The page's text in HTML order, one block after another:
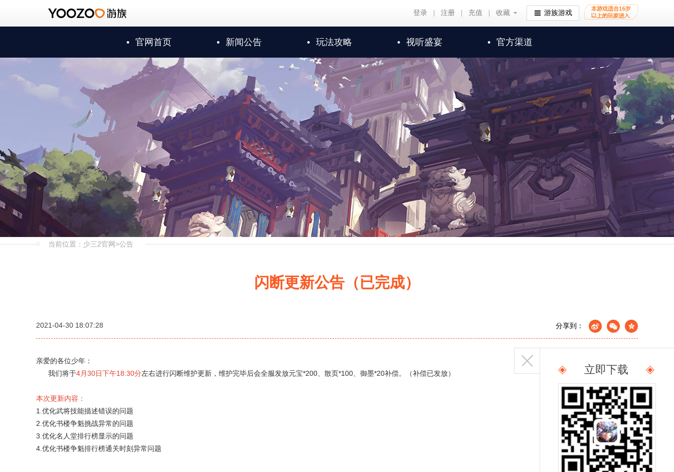
登录 注册 充值 收藏
收藏 游族游戏
• 官网首页 • 新闻公告 • 玩法攻略 • 视听盛宴 • 官方渠道
当前位置： 少三2官网>公告
闪断更新公告（已完成）
2021-04-30 18:07:28 分享到：
亲爱的各位少年：
我们将于4月30日下午18:30分左右进行闪断维护更新，维护完毕后会全服发放元宝*200、散页*100、御墨*20补偿。（补偿已发放）
本次更新内容：
1.优化武将技能描述错误的问题
2.优化书楼争魁挑战异常的问题
3.优化名人堂排行榜显示的问题
4.优化书楼争魁排行榜通关时刻异常问题
立即下载